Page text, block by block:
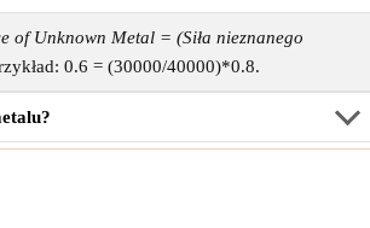
of Unknown Metal = (Siła nieznanego
0.6 = (30000/40000)*0.8.